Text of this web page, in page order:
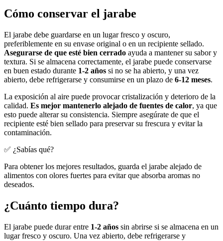
Cómo conservar el jarabe
El jarabe debe guardarse en un lugar fresco y oscuro,
preferiblemente en su envase original o en un recipiente sellado.
Asegurarse de que esté bien cerrado ayuda a mantener su sabor y
textura. Si se almacena correctamente, el jarabe puede conservarse
en buen estado durante 1-2 años si no se ha abierto, y una vez
abierto, debe refrigerarse y consumirse en un plazo de 6-12 meses.
La exposición al aire puede provocar cristalización y deterioro de la
calidad. Es mejor mantenerlo alejado de fuentes de calor, ya que
esto puede alterar su consistencia. Siempre asegúrate de que el
recipiente esté bien sellado para preservar su frescura y evitar la
contaminación.
✅ ¿Sabías qué?
Para obtener los mejores resultados, guarda el jarabe alejado de
alimentos con olores fuertes para evitar que absorba aromas no
deseados.
¿Cuánto tiempo dura?
El jarabe puede durar entre 1-2 años sin abrirse si se almacena en un
lugar fresco y oscuro. Una vez abierto, debe refrigerarse y